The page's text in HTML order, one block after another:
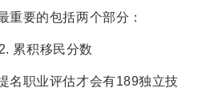
重要的包括两个部分：
累积移民分数
名职业评估才会有189独立技